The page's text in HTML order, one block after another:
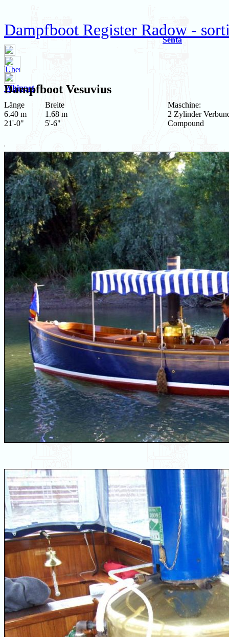
Dampfboot Register Radow -
Senta
Whippet
Dampfboot Vesuvius
Länge
6.40 m
21'-0"
Breite
1.68 m
5'-6"
Maschine:
2 Zylinder
Compound